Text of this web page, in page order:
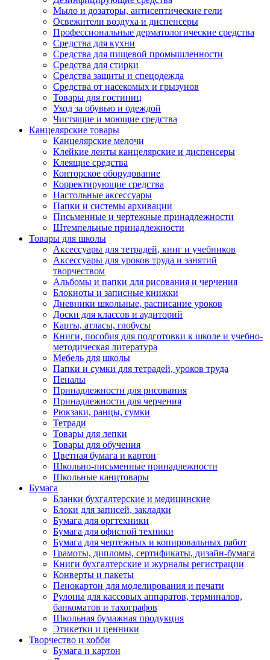
Мыло и дозаторы, антисептические гели
Освежители воздуха и диспенсеры
Профессиональные дерматологические средства
Средства для кухни
Средства для пищевой промышленности
Средства для стирки
Средства защиты и спецодежда
Средства от насекомых и грызунов
Товары для гостиниц
Уход за обувью и одеждой
Чистящие и моющие средства
Канцелярские товары
Канцелярские мелочи
Клейкие ленты канцелярские и диспенсеры
Клеящие средства
Конторское оборудование
Корректирующие средства
Настольные аксессуары
Папки и системы архивации
Письменные и чертежные принадлежности
Штемпельные принадлежности
Товары для школы
Аксессуары для тетрадей, книг и учебников
Аксессуары для уроков труда и занятий
творчеством
Альбомы и папки для рисования и черчения
Блокноты и записные книжки
Дневники школьные, расписание уроков
Доски для классов и аудиторий
Карты, атласы, глобусы
Книги, пособия для подготовки к школе и учебно-
методическая литература
Мебель для школы
Папки и сумки для тетрадей, уроков труда
Пеналы
Принадлежности для рисования
Принадлежности для черчения
Рюкзаки, ранцы, сумки
Тетради
Товары для лепки
Товары для обучения
Цветная бумага и картон
Школьно-письменные принадлежности
Школьные канцтовары
Бумага
Бланки бухгалтерские и медицинские
Блоки для записей, закладки
Бумага для оргтехники
Бумага для офисной техники
Бумага для чертежных и копировальных работ
Грамоты, дипломы, сертификаты, дизайн-бумага
Книги бухгалтерские и журналы регистрации
Конверты и пакеты
Пенокартон для моделирования и печати
Рулоны для кассовых аппаратов, терминалов,
банкоматов и тахографов
Школьная бумажная продукция
Этикетки и ценники
Творчество и хобби
Бумага и картон